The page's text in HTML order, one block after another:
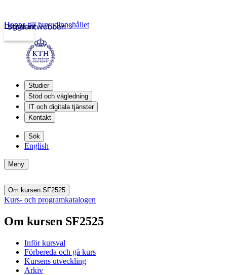
Studentwebben
Logga in
Hoppa till huvudinnehållet
Studier
Stöd och vägledning
IT och digitala tjänster
Kontakt
Sök
English
Meny
Om kursen SF2525
Kurs- och programkatalogen
Om kursen SF2525
Inför kursval
Förbereda och gå kurs
Kursens utveckling
Arkiv